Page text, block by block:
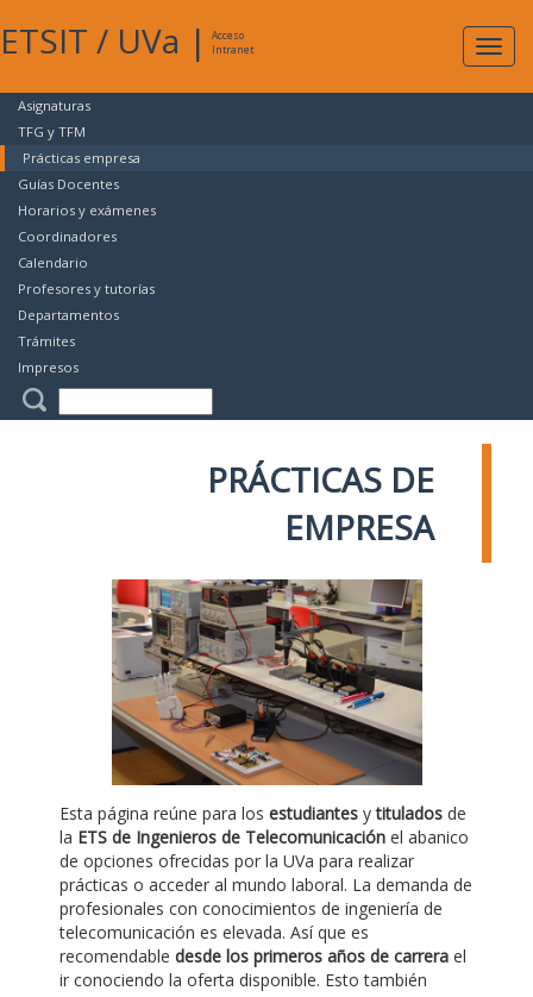
ETSIT / UVa |
Acceso
Intranet
Asignaturas
TFG y TFM
Prácticas empresa
Guías Docentes
Horarios y exámenes
Coordinadores
Calendario
Profesores y tutorías
Departamentos
Trámites
Impresos
PRÁCTICAS DE
EMPRESA
Esta página reúne para los estudiantes ytitulados de
la ETS de Ingenieros de Telecomunicación el abanico
de opciones ofrecidas por la UVa para realizar
prácticas o acceder al mundo laboral. La demanda de
profesionales con conocimientos de ingeniería de
telecomunicación es elevada. Así que es
recomendable desde los primeros años de carrera el
ir conociendo la oferta disponible. Esto también